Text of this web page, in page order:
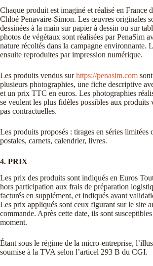
Chaque produit est imaginé et réalisé en France
Chloé Penavaire-Simon. Les œuvres originales
dessinées à la main sur papier à dessin ou sur
photos de végétaux sont réalisées par PenaSim
nature récoltés dans la campagne environnante.
ensuite reproduites par impression numérique.
Les produits vendus surhttps://penasim.com
plusieurs photographies, une fiche descriptive
et un prix TTC en euros. Les photographies
se veulent les plus fidèles possibles aux produits
pas contractuelles.
Les produits proposés : tirages en séries limitées
postales, carnets, calendrier, livres.
4. PRIX
Les prix des produits sont indiqués en Euros
hors participation aux frais de préparation
facturés en supplément, et indiqués avant
Les prix appliqués sont ceux figurant sur le site
commande. Après cette date, ils sont
moment.
Étant sous le régime de la micro-entreprise,
soumise à la TVA selon l’articel 293 B du CGI.